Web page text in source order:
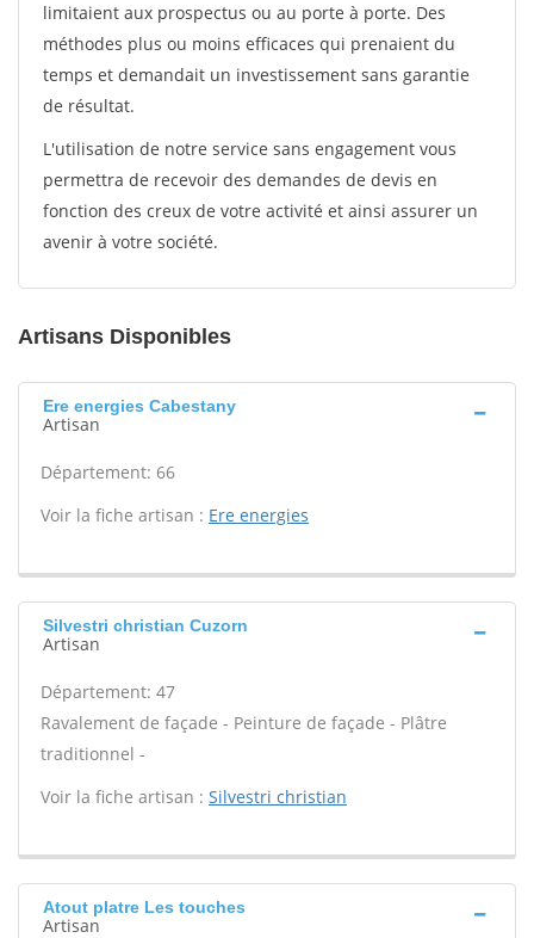
limitaient aux prospectus ou au porte à porte. Des
méthodes plus ou moins efficaces qui prenaient du
temps et demandait un investissement sans garantie
de résultat.
L'utilisation de notre service sans engagement vous
permettra de recevoir des demandes de devis en
fonction des creux de votre activité et ainsi assurer un
avenir à votre société.
Artisans Disponibles
Ere energies Cabestany
Artisan
Département: 66
Voir la fiche artisan : Ere energies
Silvestri christian Cuzorn
Artisan
Département: 47
Ravalement de façade - Peinture de façade - Plâtre
traditionnel -
Voir la fiche artisan : Silvestri christian
Atout platre Les touches
Artisan